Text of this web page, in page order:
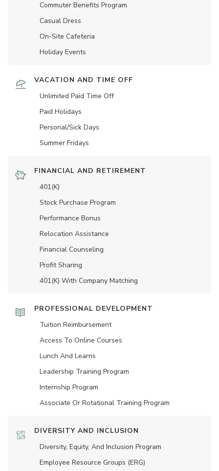
Commuter Benefits Program
Casual Dress
On-Site Cafeteria
Holiday Events
VACATION AND TIME OFF
Unlimited Paid Time Off
Paid Holidays
Personal/Sick Days
Summer Fridays
FINANCIAL AND RETIREMENT
401(K)
Stock Purchase Program
Performance Bonus
Relocation Assistance
Financial Counseling
Profit Sharing
401(K) With Company Matching
PROFESSIONAL DEVELOPMENT
Tuition Reimbursement
Access To Online Courses
Lunch And Learns
Leadership Training Program
Internship Program
Associate Or Rotational Training Program
DIVERSITY AND INCLUSION
Diversity, Equity, And Inclusion Program
Employee Resource Groups (ERG)